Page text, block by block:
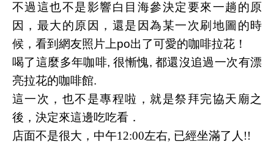
不過這也不是影響白目海參決定要來一趟的原
因，最大的原因，還是因為某一次刷地圖的時
候，看到網友照片上po出了可愛的咖啡拉花！
喝了這麼多年咖啡, 很慚愧, 都還沒追過一次有漂
亮拉花的咖啡館.
這一次，也不是專程啦，就是祭拜完協天廟之
後，決定來這邊吃吃看．
店面不是很大，中午12:00左右, 已經坐滿了人!!